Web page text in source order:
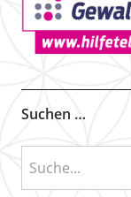
Suchen …